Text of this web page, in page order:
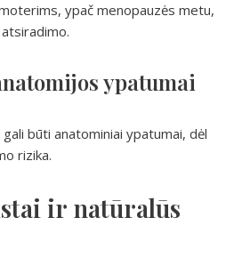
ypač menopauzės metu,
ypatumai
būti anatominiai ypatumai, dėl
rizika.
ir natūralūs